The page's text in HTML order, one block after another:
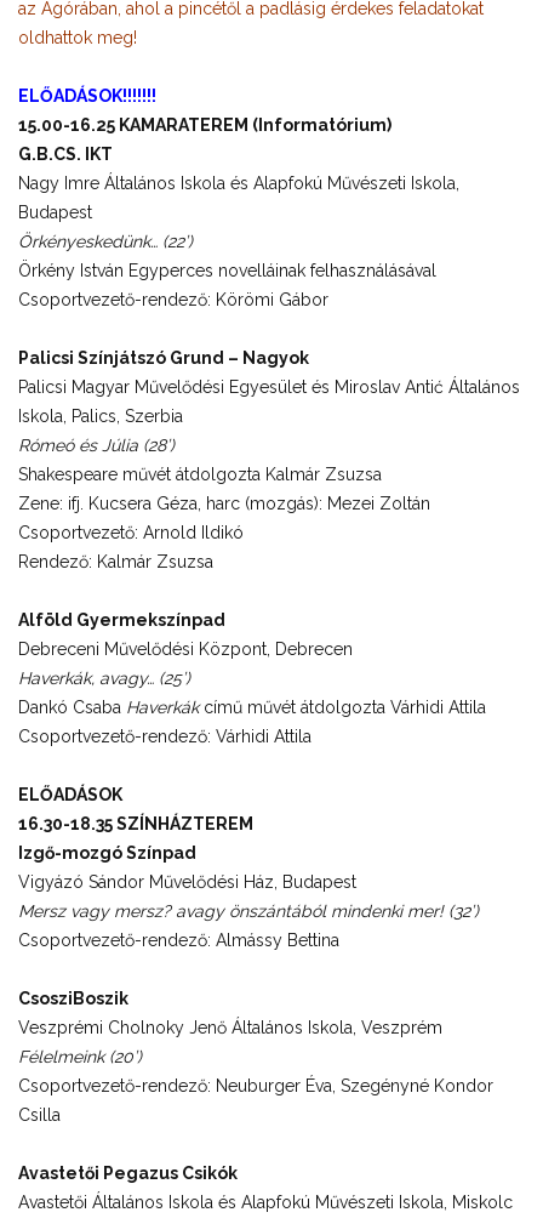
az Agórában, ahol a pincétől a padlásig érdekes feladatokat
oldhattok meg!
ELŐADÁSOK!!!!!!!
15.00-16.25 KAMARATEREM (Informatórium)
G.B.CS. IKT
Nagy Imre Általános Iskola és Alapfokú Művészeti Iskola,
Budapest
Örkényeskedünk… (22’)
Örkény István Egyperces novelláinak felhasználásával
Csoportvezető-rendező: Körömi Gábor
Palicsi Színjátszó Grund – Nagyok
Palicsi Magyar Művelődési Egyesület és Miroslav Antić Általános
Iskola, Palics, Szerbia
Rómeó és Júlia (28’)
Shakespeare művét átdolgozta Kalmár Zsuzsa
Zene: ifj. Kucsera Géza, harc (mozgás): Mezei Zoltán
Csoportvezető: Arnold Ildikó
Rendező: Kalmár Zsuzsa
Alföld Gyermekszínpad
Debreceni Művelődési Központ, Debrecen
Haverkák, avagy… (25’)
Dankó Csaba Haverkákcímű művét átdolgozta Várhidi Attila
Csoportvezető-rendező: Várhidi Attila
ELŐADÁSOK
16.30-18.35 SZÍNHÁZTEREM
Izgő-mozgó Színpad
Vigyázó Sándor Művelődési Ház, Budapest
Mersz vagy mersz? avagy önszántából mindenki mer! (32’)
Csoportvezető-rendező: Almássy Bettina
CsosziBoszik
Veszprémi Cholnoky Jenő Általános Iskola, Veszprém
Félelmeink (20’)
Csoportvezető-rendező: Neuburger Éva, Szegényné Kondor
Csilla
Avastetői Pegazus Csikók
Avastetői Általános Iskola és Alapfokú Művészeti Iskola, Miskolc